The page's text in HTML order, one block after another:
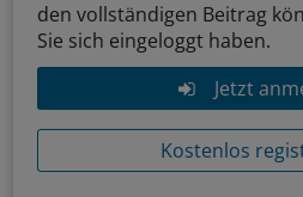
den vollständigen Beitrag
Sie sich eingeloggt haben.
Jetzt
Kostenlos